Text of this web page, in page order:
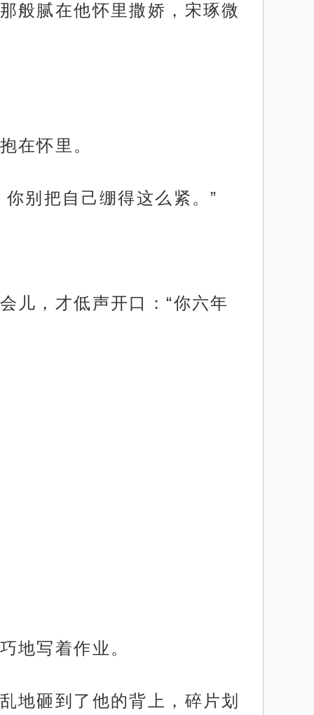
般腻在他怀里撒娇，宋琢微
在怀里。
别把自己绷得这么紧。”
儿，才低声开口：“你六年
地写着作业。
地砸到了他的背上，碎片划